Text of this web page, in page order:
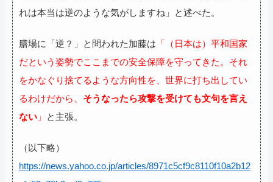
れは本当は逆のような気がしますね」と述べた。
膳場に「逆？」と問われた加藤は 「（日本は）平和国家
だという姿勢でここまでの安全保障を守ってきた。それ
をかなぐり捨てるような方向性を、世界に打ち出してい
るわけだから、 そうなったら攻撃を受けても文句を言え
ない 」 と主張。
（以下略）
https://news.yahoo.co.jp/articles/8971c5cf9c8110f10a2b12